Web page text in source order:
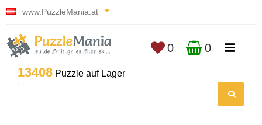
www.PuzzleMania.at
13408 Puzzle auf Lager
0 0